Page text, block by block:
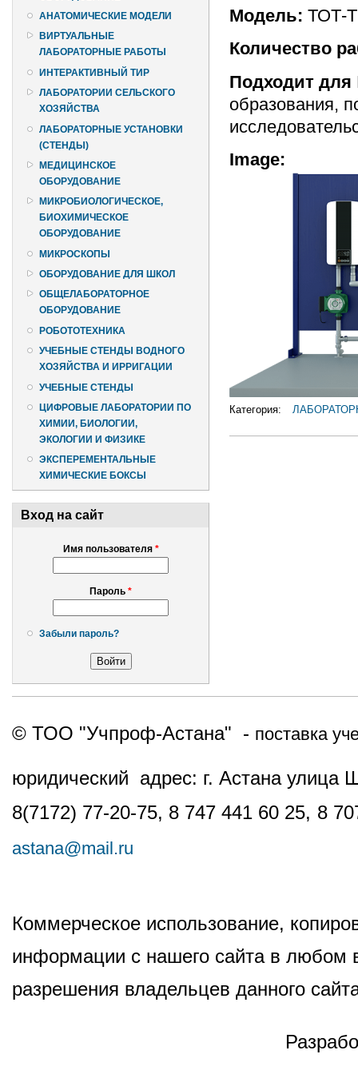
АНАТОМИЧЕСКИЕ МОДЕЛИ
ВИРТУАЛЬНЫЕ
ЛАБОРАТОРНЫЕ РАБОТЫ
ИНТЕРАКТИВНЫЙ ТИР
ЛАБОРАТОРИИ СЕЛЬСКОГО
ХОЗЯЙСТВА
ЛАБОРАТОРНЫЕ УСТАНОВКИ
(СТЕНДЫ)
МЕДИЦИНСКОЕ
ОБОРУДОВАНИЕ
МИКРОБИОЛОГИЧЕСКОЕ,
БИОХИМИЧЕСКОЕ
ОБОРУДОВАНИЕ
МИКРОСКОПЫ
ОБОРУДОВАНИЕ ДЛЯ ШКОЛ
ОБЩЕЛАБОРАТОРНОЕ
ОБОРУДОВАНИЕ
РОБОТОТЕХНИКА
УЧЕБНЫЕ СТЕНДЫ ВОДНОГО
ХОЗЯЙСТВА И ИРРИГАЦИИ
УЧЕБНЫЕ СТЕНДЫ
ЦИФРОВЫЕ ЛАБОРАТОРИИ ПО
ХИМИИ, БИОЛОГИИ,
ЭКОЛОГИИ И ФИЗИКЕ
ЭКСПЕРЕМЕНТАЛЬНЫЕ
ХИМИЧЕСКИЕ БОКСЫ
Вход на сайт
Имя пользователя *
Пароль *
Забыли пароль?
Модель: ТОТ-
Количество
Подходит для
образования,
Image:
Категория:
© ТОО "Учпроф-Астана" - поставка
юридический адрес: г. Астана
8(7172) 77-20-75, 8 747 441 60 25, 8
astana@mail.ru
Коммерческое использование,
информации с нашего сайта в любом
разрешения владельцев данного